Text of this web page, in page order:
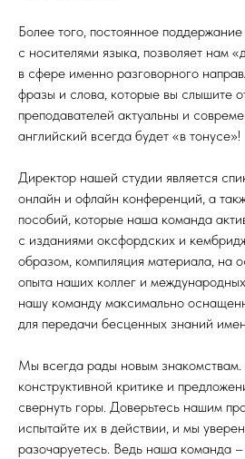
Более того, постоянное
с носителями языка, позволяет нам
в сфере именно разговорного
фразы и слова, которые вы слышите
преподавателей актуальны и
английский всегда будет «в тонусе»!
Директор нашей студии является
онлайн и офлайн конференций, а
пособий, которые наша команда
с изданиями оксфордских и
образом, компиляция материала, на
опыта наших коллег и
нашу команду максимально
для передачи бесценных знаний
Мы всегда рады новым
конструктивной критике и
свернуть горы. Доверьтесь нашим
испытайте их в действии, и мы
разочаруетесь. Ведь наша команда